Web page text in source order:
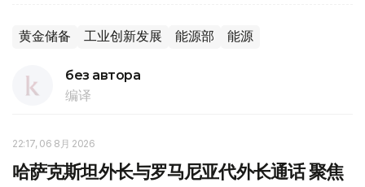
黄金储备 工业创新发展 能源部 能源
без автора
编译
22:17, 06 8月 2026
哈萨克斯坦外长与罗马尼亚代外长通话 聚焦